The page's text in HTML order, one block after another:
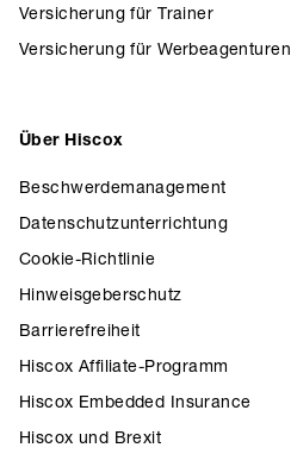
Versicherung für Trainer
Versicherung für Werbeagenturen
Über Hiscox
Beschwerdemanagement
Datenschutzunterrichtung
Cookie-Richtlinie
Hinweisgeberschutz
Barrierefreiheit
Hiscox Affiliate-Programm
Hiscox Embedded Insurance
Hiscox und Brexit